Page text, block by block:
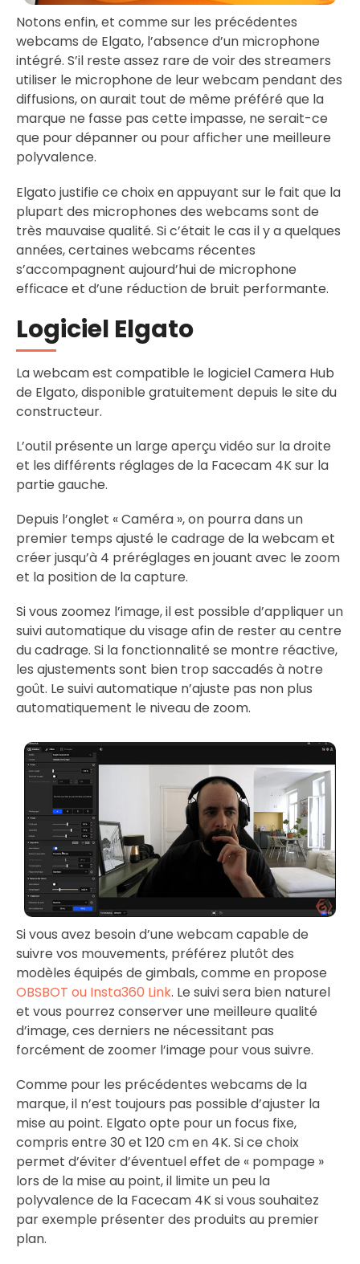
Notons enfin, et comme sur les précédentes
webcams de Elgato, l’absence d’un microphone
intégré. S’il reste assez rare de voir des streamers
utiliser le microphone de leur webcam pendant des
diffusions, on aurait tout de même préféré que la
marque ne fasse pas cette impasse, ne serait-ce
que pour dépanner ou pour afficher une meilleure
polyvalence.
Elgato justifie ce choix en appuyant sur le fait que la
plupart des microphones des webcams sont de
très mauvaise qualité. Si c’était le cas il y a quelques
années, certaines webcams récentes
s’accompagnent aujourd’hui de microphone
efficace et d’une réduction de bruit performante.
Logiciel Elgato
La webcam est compatible le logiciel Camera Hub
de Elgato, disponible gratuitement depuis le site du
constructeur.
L’outil présente un large aperçu vidéo sur la droite
et les différents réglages de la Facecam 4K sur la
partie gauche.
Depuis l’onglet « Caméra », on pourra dans un
premier temps ajusté le cadrage de la webcam et
créer jusqu’à 4 préréglages en jouant avec le zoom
et la position de la capture.
Si vous zoomez l’image, il est possible d’appliquer un
suivi automatique du visage afin de rester au centre
du cadrage. Si la fonctionnalité se montre réactive,
les ajustements sont bien trop saccadés à notre
goût. Le suivi automatique n’ajuste pas non plus
automatiquement le niveau de zoom.
Si vous avez besoin d’une webcam capable de
suivre vos mouvements, préférez plutôt des
modèles équipés de gimbals, comme en propose
OBSBOT ou Insta360 Link. Le suivi sera bien naturel
et vous pourrez conserver une meilleure qualité
d’image, ces derniers ne nécessitant pas
forcément de zoomer l’image pour vous suivre.
Comme pour les précédentes webcams de la
marque, il n’est toujours pas possible d’ajuster la
mise au point. Elgato opte pour un focus fixe,
compris entre 30 et 120 cm en 4K. Si ce choix
permet d’éviter d’éventuel effet de « pompage »
lors de la mise au point, il limite un peu la
polyvalence de la Facecam 4K si vous souhaitez
par exemple présenter des produits au premier
plan.